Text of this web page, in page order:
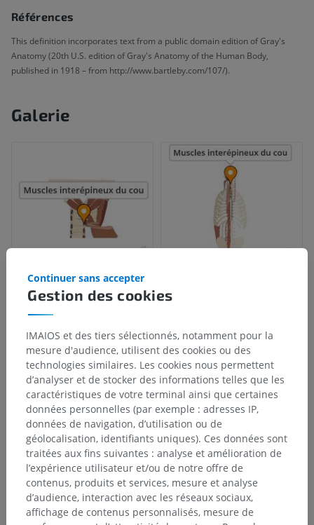
Références
This definition incorporates text from a public domain edition of Gray's
Anatomy (20th U.S. edition of Gray's Anatomy of the Human Body,
published in 1918 – from http://www.bartleby.com/107/).
Galerie
Gestion des cookies
Continuer sans accepter
IMAIOS et des tiers sélectionnés, notamment pour la
mesure d'audience, utilisent des cookies ou des
technologies similaires. Les cookies nous permettent
d’analyser et de stocker des informations telles que les
caractéristiques de votre terminal ainsi que certaines
données personnelles (par exemple : adresses IP,
données de navigation, d’utilisation ou de
géolocalisation, identifiants uniques). Ces données sont
traitées aux fins suivantes : analyse et amélioration de
l’expérience utilisateur et/ou de notre offre de
contenus, produits et services, mesure et analyse
d’audience, interaction avec les réseaux sociaux,
affichage de contenus personnalisés, mesure de